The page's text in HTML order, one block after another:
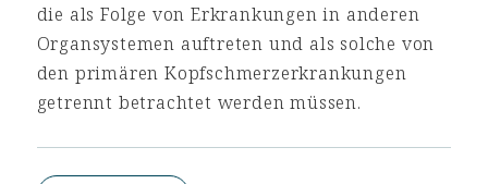
die als Folge von Erkrankungen in anderen
Organsystemen auftreten und als solche von
den primären Kopfschmerzerkrankungen
getrennt betrachtet werden müssen.